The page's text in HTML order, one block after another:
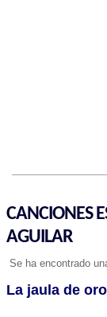
CANCIONES
AGUILAR
Se ha encontrado
La jaula de oro